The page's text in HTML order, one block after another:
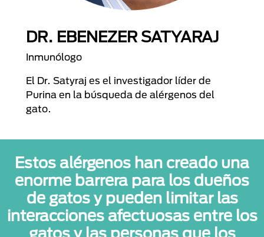
DR. EBENEZER SATYARAJ
Inmunólogo
El Dr. Satyraj es el investigador líder de
Purina en la búsqueda de alérgenos del
gato.
Estos alérgenos han creado una
enorme barrera para los dueños
de gatos y pueden limitar las
interacciones afectuosas entre los
gatos y las personas que los